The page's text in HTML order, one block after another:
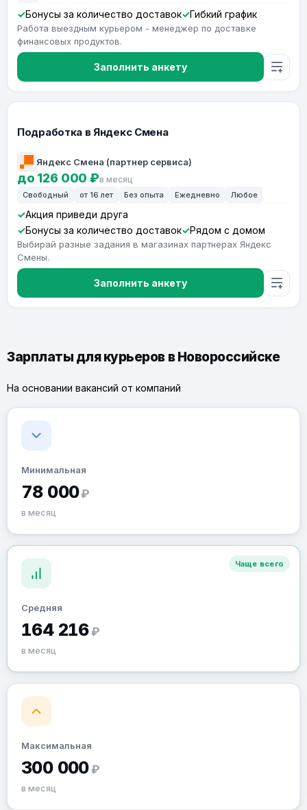
Бонусы за количество доставок Гибкий график
Работа выездным курьером - менеджер по доставке
финансовых продуктов.
Заполнить анкету
Подработка в Яндекс Смена
Яндекс Смена (партнер сервиса)
до 126 000 ₽в месяц
Свободный от 16 лет Без опыта Ежедневно Любое
Акция приведи друга
Бонусы за количество доставок
Рядом с домом
Выбирай разные задания в магазинах партнерах Яндекс
Смены.
Заполнить анкету
Зарплаты для курьеров в Новороссийске
На основании вакансий от компаний
Минимальная
78 000₽
в месяц
Чаще всего
Средняя
164 216 ₽
в месяц
Максимальная
300 000 ₽
в месяц